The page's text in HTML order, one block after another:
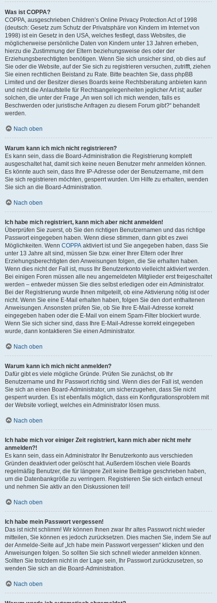
Was ist COPPA?
COPPA, ausgeschrieben Children’s Online Privacy Protection Act of 1998
(deutsch: Gesetz zum Schutz der Privatsphäre von Kindern im Internet von
1998) ist ein Gesetz in den USA, welches festlegt, dass Websites, die
möglicherweise persönliche Daten von Kindern unter 13 Jahren erheben,
hierzu die Zustimmung der Eltern beziehungsweise des oder der
Erziehungsberechtigten benötigen. Wenn Sie sich unsicher sind, ob dies auf
Sie oder die Website, auf der Sie sich zu registrieren versuchen, zutrifft, ziehen
Sie einen rechtlichen Beistand zu Rate. Bitte beachten Sie, dass phpBB
Limited und der Besitzer dieses Boards keine Rechtsberatung anbieten kann
und nicht die Anlaufstelle für Rechtsangelegenheiten jeglicher Art ist; außer
solchen, die unter der Frage „An wen soll ich mich wenden, falls es
Beschwerden oder juristische Anfragen zu diesem Forum gibt?“ behandelt
werden.
Nach oben
Warum kann ich mich nicht registrieren?
Es kann sein, dass die Board-Administration die Registrierung komplett
ausgeschaltet hat, damit sich keine neuen Benutzer mehr anmelden können.
Es könnte auch sein, dass Ihre IP-Adresse oder der Benutzername, mit dem
Sie sich registrieren möchten, gesperrt wurden. Um Hilfe zu erhalten, wenden
Sie sich an die Board-Administration.
Nach oben
Ich habe mich registriert, kann mich aber nicht anmelden!
Überprüfen Sie zuerst, ob Sie den richtigen Benutzernamen und das richtige
Passwort eingegeben haben. Wenn diese stimmen, dann gibt es zwei
Möglichkeiten. Wenn COPPA aktiviert ist und Sie angegeben haben, dass Sie
unter 13 Jahre alt sind, müssen Sie bzw. einer Ihrer Eltern oder Ihrer
Erziehungsberechtigten den Anweisungen folgen, die Sie erhalten haben.
Wenn dies nicht der Fall ist, muss Ihr Benutzerkonto vielleicht aktiviert werden.
Bei einigen Foren müssen alle neu angemeldeten Mitglieder erst freigeschaltet
werden – entweder müssen Sie dies selbst erledigen oder ein Administrator.
Bei der Registrierung wurde Ihnen mitgeteilt, ob eine Aktivierung nötig ist oder
nicht. Wenn Sie eine E-Mail erhalten haben, folgen Sie den dort enthaltenen
Anweisungen. Ansonsten prüfen Sie, ob Sie Ihre E-Mail-Adresse korrekt
eingegeben haben oder die E-Mail von einem Spam-Filter blockiert wurde.
Wenn Sie sich sicher sind, dass Ihre E-Mail-Adresse korrekt eingegeben
wurde, dann kontaktieren Sie einen Administrator.
Nach oben
Warum kann ich mich nicht anmelden?
Dafür gibt es viele mögliche Gründe. Prüfen Sie zunächst, ob Ihr
Benutzername und Ihr Passwort richtig sind. Wenn dies der Fall ist, wenden
Sie sich an einen Board-Administrator, um sicherzugehen, dass Sie nicht
gesperrt wurden. Es ist ebenfalls möglich, dass ein Konfigurationsproblem mit
der Website vorliegt, welches ein Administrator lösen muss.
Nach oben
Ich habe mich vor einiger Zeit registriert, kann mich aber nicht mehr
anmelden?!
Es kann sein, dass ein Administrator Ihr Benutzerkonto aus verschieden
Gründen deaktiviert oder gelöscht hat. Außerdem löschen viele Boards
regelmäßig Benutzer, die für längere Zeit keine Beiträge geschrieben haben,
um die Datenbankgröße zu verringern. Registrieren Sie sich einfach erneut
und nehmen Sie aktiv an den Diskussionen teil!
Nach oben
Ich habe mein Passwort vergessen!
Das ist nicht schlimm! Wir können Ihnen zwar Ihr altes Passwort nicht wieder
mitteilen, Sie können es jedoch zurücksetzen. Dies machen Sie, indem Sie auf
der Anmelde-Seite auf „Ich habe mein Passwort vergessen“ klicken und den
Anweisungen folgen. So sollten Sie sich schnell wieder anmelden können.
Sollten Sie trotzdem nicht in der Lage sein, Ihr Passwort zurückzusetzen, so
wenden Sie sich an die Board-Administration.
Nach oben